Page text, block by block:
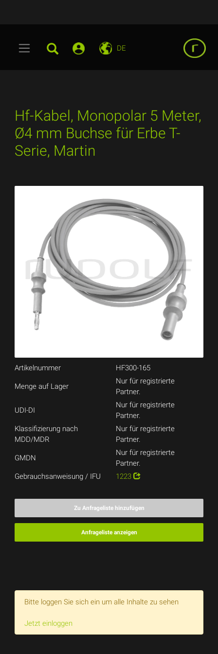
DE
Hf-Kabel, Monopolar 5 Meter,
Ø4 mm Buchse für Erbe T-
Serie, Martin
Artikelnummer HF300-165
Menge auf Lager
Nur für registrierte
Partner.
UDI-DI
Nur für registrierte
Partner.
Klassifizierung nach
MDD/MDR
Nur für registrierte
Partner.
GMDN
Nur für registrierte
Partner.
Gebrauchsanweisung / IFU
1223
Zu Anfrageliste hinzufügen
Anfrageliste anzeigen
Bitte loggen Sie sich ein um alle Inhalte zu sehen
Jetzt einloggen